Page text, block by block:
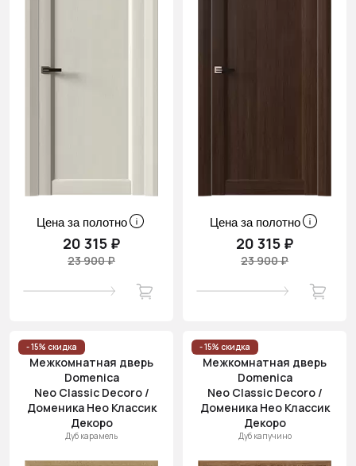
Цена за полотно
20 315 ₽
23 900 ₽
Цена за полотно
20 315 ₽
23 900 ₽
- 15% скидка
Межкомнатная дверь
Domenica
Neo Classic Decoro /
Доменика Нео Классик
Декоро
Дуб карамель
- 15% скидка
Межкомнатная дверь
Domenica
Neo Classic Decoro /
Доменика Нео Классик
Декоро
Дуб капучино